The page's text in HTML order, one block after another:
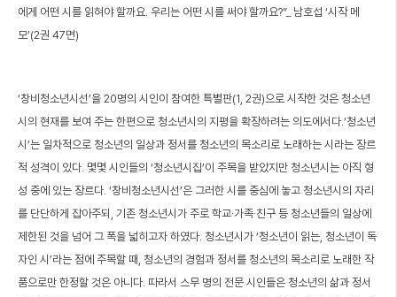
에게 어떤 시를 읽혀야 할까요. 우리는 어떤 시를 써야 할까요?”_ 남호섭 ‘시작 메
모’(2권 47면)
‘창비청소년시선’을 20명의 시인이 참여한 특별판(1, 2권)으로 시작한 것은 청소년
시의 현재를 보여 주는 한편으로 청소년시의 지평을 확장하려는 의도에서다.‘청소년
시’는 일차적으로 청소년의 일상과 정서를 청소년의 목소리로 노래하는 시라는 장르
적 성격이 있다. 몇몇 시인들의 ‘청소년시집’이 주목을 받았지만 청소년시는 아직 형
성 중에 있는 장르다. ‘창비청소년시선’은 그러한 시를 중심에 놓고 청소년시의 자리
를 단단하게 잡아주되, 기존 청소년시가 주로 학교·가족·친구 등 청소년들의 일상에
제한된 것을 넘어 그 폭을 넓히고자 하였다. 청소년시가 ‘청소년이 읽는, 청소년이 독
자인 시’라는 점에 주목할 때, 청소년의 경험과 정서를 청소년의 목소리로 노래한 작
품으로만 한정할 것은 아니다. 따라서 스무 명의 전문 시인들은 청소년의 삶과 정서